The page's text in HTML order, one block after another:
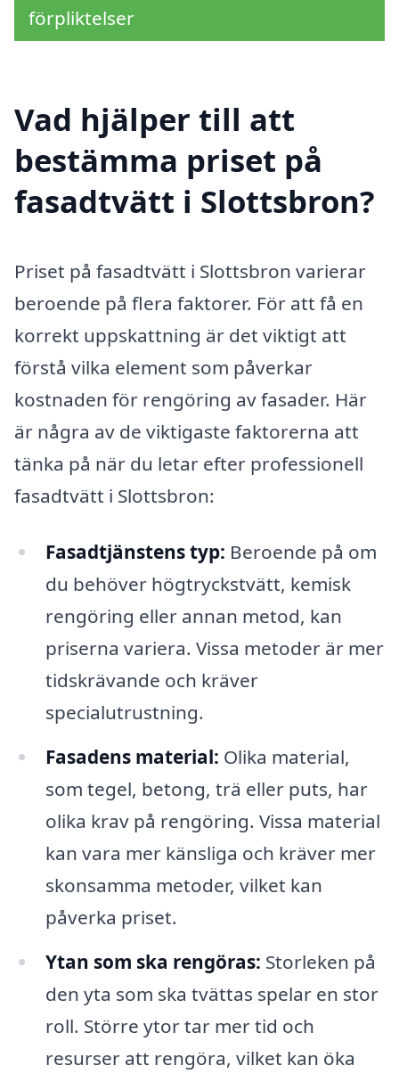
förpliktelser
Vad hjälper till att
bestämma priset på
fasadtvätt i Slottsbron?
Priset på fasadtvätt i Slottsbron varierar
beroende på flera faktorer. För att få en
korrekt uppskattning är det viktigt att
förstå vilka element som påverkar
kostnaden för rengöring av fasader. Här
är några av de viktigaste faktorerna att
tänka på när du letar efter professionell
fasadtvätt i Slottsbron:
Fasadtjänstens typ: Beroende på om
du behöver högtryckstvätt, kemisk
rengöring eller annan metod, kan
priserna variera. Vissa metoder är mer
tidskrävande och kräver
specialutrustning.
Fasadens material: Olika material,
som tegel, betong, trä eller puts, har
olika krav på rengöring. Vissa material
kan vara mer känsliga och kräver mer
skonsamma metoder, vilket kan
påverka priset.
Ytan som ska rengöras: Storleken på
den yta som ska tvättas spelar en stor
roll. Större ytor tar mer tid och
resurser att rengöra, vilket kan öka